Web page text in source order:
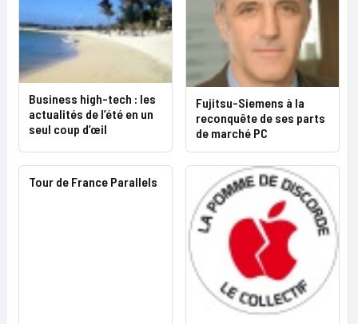
Business high-tech : les
actualités de l’été en un
seul coup d’œil
Fujitsu-Siemens à la
reconquête de ses parts
de marché PC
Tour de France Parallels